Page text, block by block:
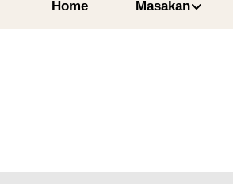
Home Masakan